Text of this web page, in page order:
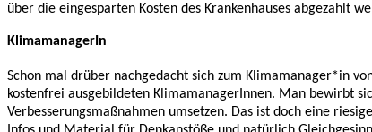
über die eingesparten Kosten des Krankenhauses abgezahlt
KlimamanagerIn
Schon mal drüber nachgedacht sich zum Klimamanager*in
kostenfrei ausgebildeten KlimamanagerInnen. Man bewirbt
Verbesserungsmaßnahmen umsetzen. Das ist doch eine